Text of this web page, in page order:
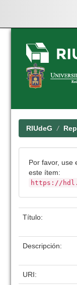
Skip
navigation
RIUdeG
Por favor, use
este ítem:
https://
Título:
Descripción:
URI: